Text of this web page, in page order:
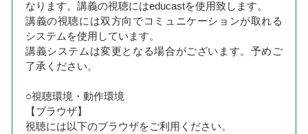
なります。講義の視聴にはeducastを使用致します。
講義の視聴には双方向でコミュニケーションが取れる
システムを使用しています。
講義システムは変更となる場合がございます。予めご
了承ください。
○視聴環境・動作環境
【ブラウザ】
視聴には以下のブラウザをご利用ください。